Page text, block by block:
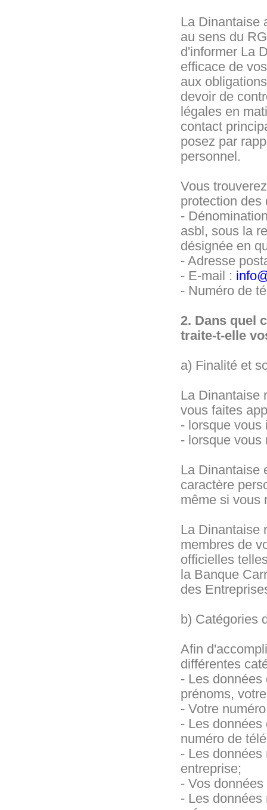
La Dinantaise
au sens du
d'informer La
efficace de
aux
devoir de
légales en
contact
posez par
personnel.
Vous
protection des
-
asbl, sous la
désignée en
- Adresse
- E-mail :
- Numéro de
2. Dans quel
traite-t-elle
a) Finalité et
La Dinantaise
vous faites
- lorsque vous
- lorsque vous
La Dinantaise
caractère
même si vous
La Dinantaise
membres de
officielles
la Banque
des
b) Catégories
Afin
différentes
- Les
prénoms,
- Votre
- Les
numéro de
- Les
entreprise;
- Vos
- Les